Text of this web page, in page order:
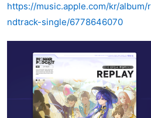
https://music.apple.com/kr/
ndtrack-single/6778646070